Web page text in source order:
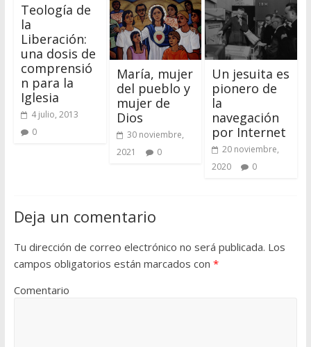
Teología de
la
Liberación:
una dosis de
comprensió
n para la
Iglesia
4 julio, 2013
0
María, mujer
del pueblo y
mujer de
Dios
30 noviembre,
2021
0
Un jesuita es
pionero de
la
navegación
por Internet
20 noviembre,
2020
0
Deja un comentario
Tu dirección de correo electrónico no será publicada. Los
campos obligatorios están marcados con *
Comentario